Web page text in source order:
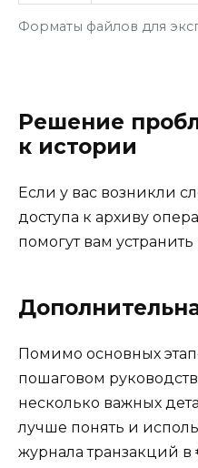
Форматы файлов для
Решение
к истории
Если у вас возникли
доступа к архиву
помогут вам устранить
Помимо основных
пошаговом
несколько важных
лучше понять и
журнала транзакций в